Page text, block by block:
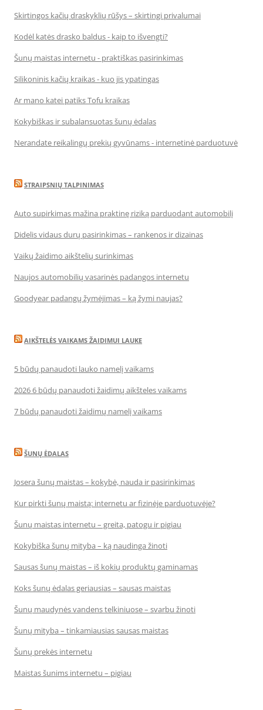
Skirtingos kačių draskyklių rūšys – skirtingi privalumai
Kodėl katės drasko baldus - kaip to išvengti?
Šunų maistas internetu - praktiškas pasirinkimas
Silikoninis kačių kraikas - kuo jis ypatingas
Ar mano katei patiks Tofu kraikas
Kokybiškas ir subalansuotas šunų ėdalas
Nerandate reikalingų prekių gyvūnams - internetinė parduotuvė
STRAIPSNIŲ TALPINIMAS
Auto supirkimas mažina praktinę riziką parduodant automobilį
Didelis vidaus durų pasirinkimas – rankenos ir dizainas
Vaikų žaidimo aikštelių surinkimas
Naujos automobilių vasarinės padangos internetu
Goodyear padangų žymėjimas – ką žymi naujas?
AIKŠTELĖS VAIKAMS ŽAIDIMUI LAUKE
5 būdų panaudoti lauko namelį vaikams
2026 6 būdų panaudoti žaidimų aikšteles vaikams
7 būdų panaudoti žaidimų namelį vaikams
ŠUNŲ ĖDALAS
Josera šunų maistas – kokybė, nauda ir pasirinkimas
Kur pirkti šunų maistą: internetu ar fizinėje parduotuvėje?
Šunų maistas internetu – greita, patogu ir pigiau
Kokybiška šunų mityba – ką naudinga žinoti
Sausas šunų maistas – iš kokių produktų gaminamas
Koks šunų ėdalas geriausias – sausas maistas
Šunų maudynės vandens telkiniuose – svarbu žinoti
Šunų mityba – tinkamiausias sausas maistas
Šunų prekės internetu
Maistas šunims internetu – pigiau